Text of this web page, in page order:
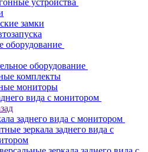
устройства
замки
оборудование
оборудование
комплекты
мониторы
вида с монитором
заднего вида с монитором
зеркала заднего вида с